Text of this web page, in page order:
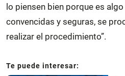
lo piensen bien porque es
convencidas y seguras, se
realizar el procedimiento”.